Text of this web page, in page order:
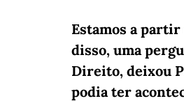
Estamos a
disso, uma
Direito, deixou
podia ter